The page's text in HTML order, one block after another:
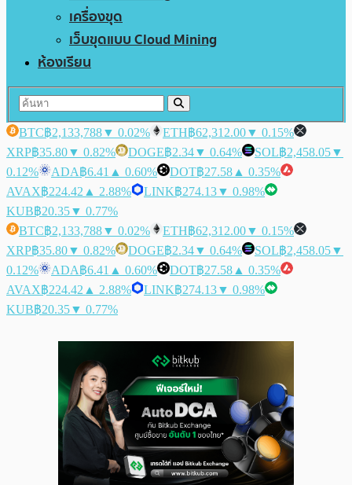
เครื่องขุด
เว็บขุดแบบ Cloud Mining
ห้องเรียน
BTC฿2,133,788▼ 0.02% ETH฿62,312.00▼ 0.15%
XRP฿35.80▼ 0.82% DOGE฿2.34▼ 0.64% SOL฿2,458.05▼
0.12%
ADA฿6.41 ▲ 0.60% DOT฿27.58 ▲ 0.35%
AVAX฿224.42 ▲ 2.88% LINK฿274.13▼ 0.98%
KUB฿20.35▼ 0.77%
BTC฿2,133,788▼ 0.02% ETH฿62,312.00▼ 0.15%
XRP฿35.80▼ 0.82% DOGE฿2.34▼ 0.64% SOL฿2,458.05▼
0.12%
ADA฿6.41 ▲ 0.60% DOT฿27.58 ▲ 0.35%
AVAX฿224.42 ▲ 2.88% LINK฿274.13▼ 0.98%
KUB฿20.35▼ 0.77%